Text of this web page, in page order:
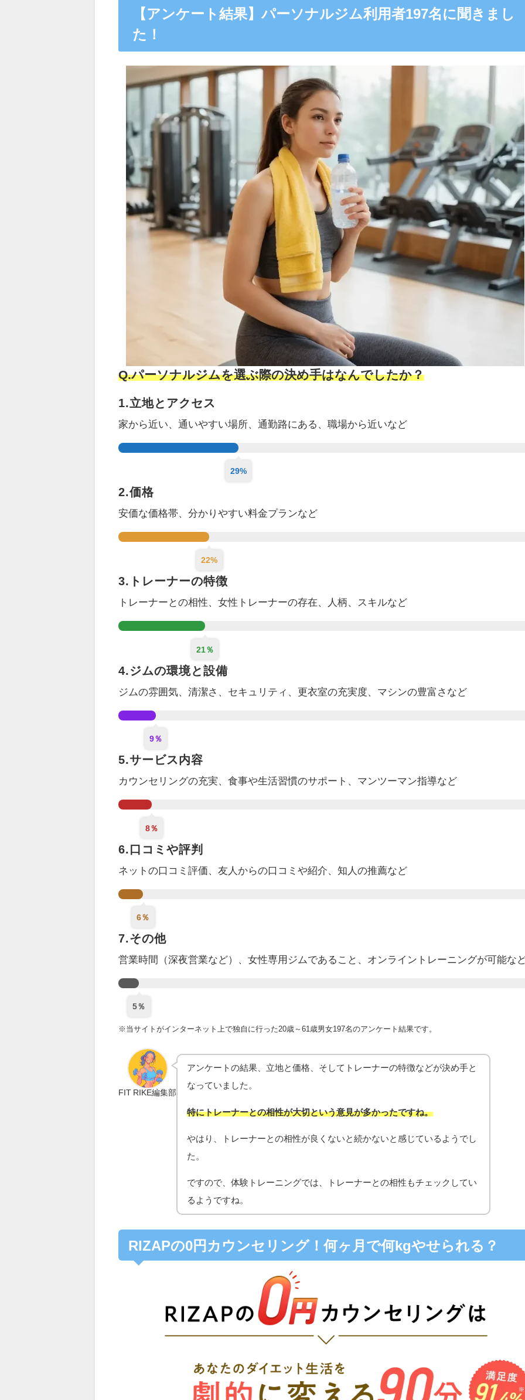
【アンケート結果】パーソナルジム利用者197名に聞きまし
た！
Q.パーソナルジムを選ぶ際の決め手はなんでしたか？
1.立地とアクセス
家から近い、通いやすい場所、通勤路にある、職場から近いなど
29%
2.価格
安価な価格帯、分かりやすい料金プランなど
22%
3.トレーナーの特徴
トレーナーとの相性、女性トレーナーの存在、人柄、スキルなど
21％
4.ジムの環境と設備
ジムの雰囲気、清潔さ、セキュリティ、更衣室の充実度 、マシンの豊富さなど
9％
5.サービス内容
カウンセリングの充実 、食事や生活習慣のサポート 、マンツーマン指導など
8％
6.口コミや評判
ネットの口コミ評価、友人からの口コミや紹介 、知人の推薦など
6％
7.その他
営業時間（深夜営業など）、女性専用ジムであること、オンライントレーニングが可能な
5％
※当サイトがインターネット上で独自に行った20歳～61歳男女197名のアンケート結果です。
FIT RIKE編集部
アンケートの結果、立地と価格、そしてトレーナーの特徴などが決め手と
なっていました。
特にトレーナーとの相性が大切という意見が多かったですね。
やはり、トレーナーとの相性が良くないと続かないと感じているようでし
た。
ですので、体験トレーニングでは、トレーナーとの相性もチェックしてい
るようですね。
RIZAPの0円カウンセリング！何ヶ月で何kgやせられる？